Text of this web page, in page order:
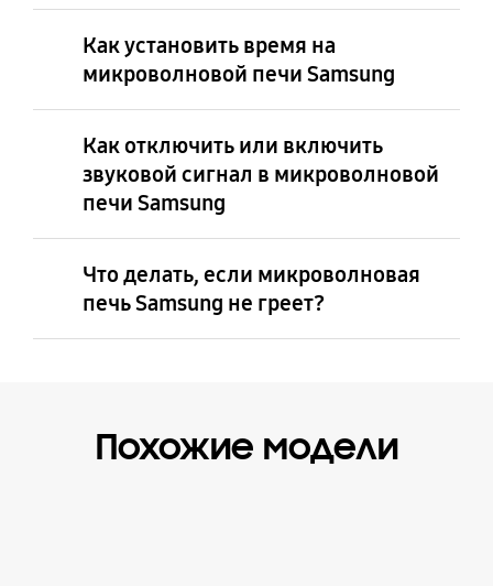
Как установить время на
микроволновой печи Samsung
Как отключить или включить
звуковой сигнал в микроволновой
печи Samsung
Что делать, если микроволновая
печь Samsung не греет?
Похожие модели